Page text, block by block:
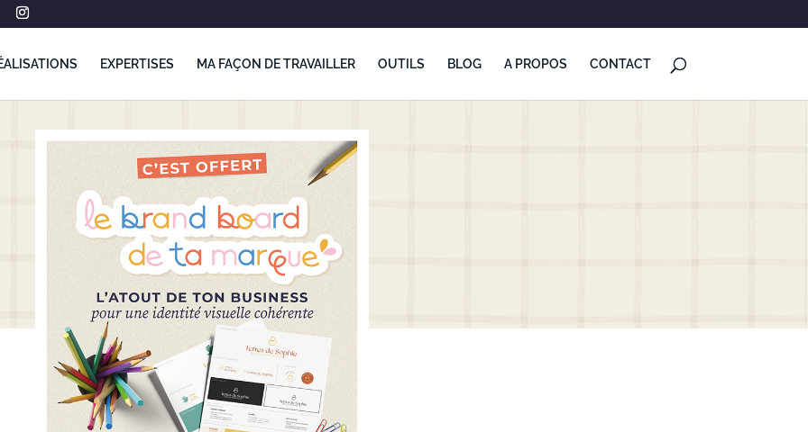
EXPERTISES MA FAÇON DE TRAVAILLER OUTILS BLOG A PROPOS CONTACT